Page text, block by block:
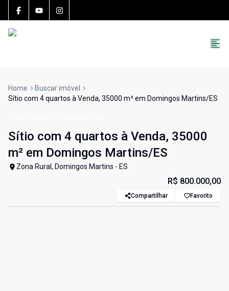
Home
Buscar imóvel
Sítio com 4 quartos à Venda, 35000 m² em Domingos Martins/ES
Sítio com 4 quartos à Venda, 35000
m² em Domingos Martins/ES
Zona Rural, Domingos Martins - ES
R$ 800.000,00
Compartilhar Favorito